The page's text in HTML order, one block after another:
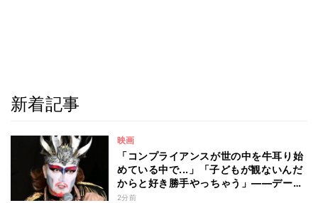
新着記事
映画
「コンプライアンスが世の中を牛耳り始
めている中で...」「子どもが観ないんだ
からと好き勝手やっちゃう」――デーモ
ン閣下が語る映画『レディ・オア・ノッ
2分前